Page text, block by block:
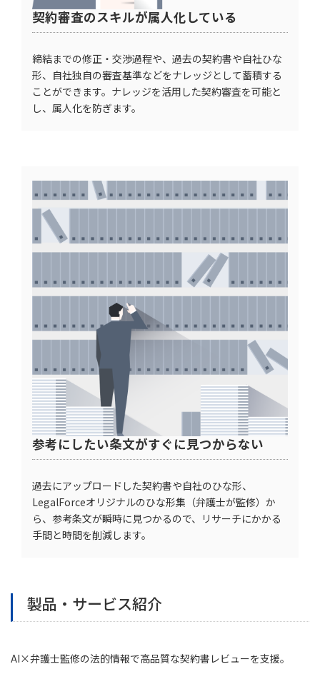
契約審査のスキルが属人化している
締結までの修正・交渉過程や、過去の契約書や自社ひな
形、自社独自の審査基準などをナレッジとして蓄積する
ことができます。ナレッジを活用した契約審査を可能と
し、属人化を防ぎます。
参考にしたい条文がすぐに見つからない
過去にアップロードした契約書や自社のひな形、
LegalForceオリジナルのひな形集（弁護士が監修）か
ら、参考条文が瞬時に見つかるので、リサーチにかかる
手間と時間を削減します。
製品・サービス紹介
AI×弁護士監修の法的情報で高品質な契約書レビューを支援。